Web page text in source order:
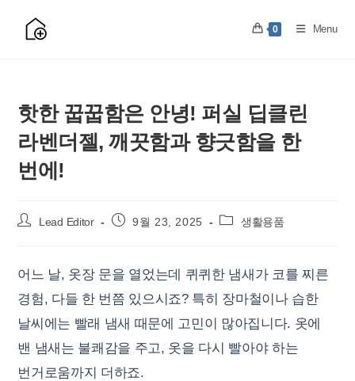
0 Menu
핫한 꿉꿉함은 안녕! 퍼실 딥클린
라벤더젤, 깨끗함과 향긋함을 한
번에!
Post
Lead Editor
Post 9월 23, 2025
Post 생활용품
어느 날, 옷장 문을 열었는데 퀴퀴한 냄새가 코를 찌른
경험, 다들 한 번쯤 있으시죠? 특히 장마철이나 습한
날씨에는 빨래 냄새 때문에 고민이 많아집니다. 옷에
밴 냄새는 불쾌감을 주고, 옷을 다시 빨아야 하는
번거로움까지 더하죠.